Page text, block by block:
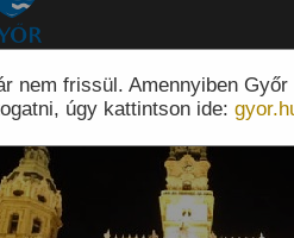
nem frissül. Amennyiben
úgy kattintson ide: